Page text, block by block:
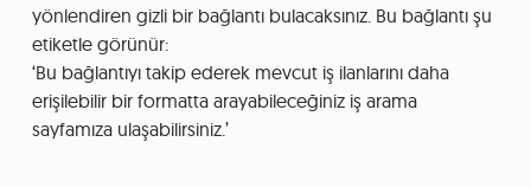
yönlendiren gizli bir bağlantı bulacaksınız. Bu bağlantı şu
etiketle görünür:
‘Bu bağlantıyı takip ederek mevcut iş ilanlarını daha
erişilebilir bir formatta arayabileceğiniz iş arama
sayfamıza ulaşabilirsiniz.’